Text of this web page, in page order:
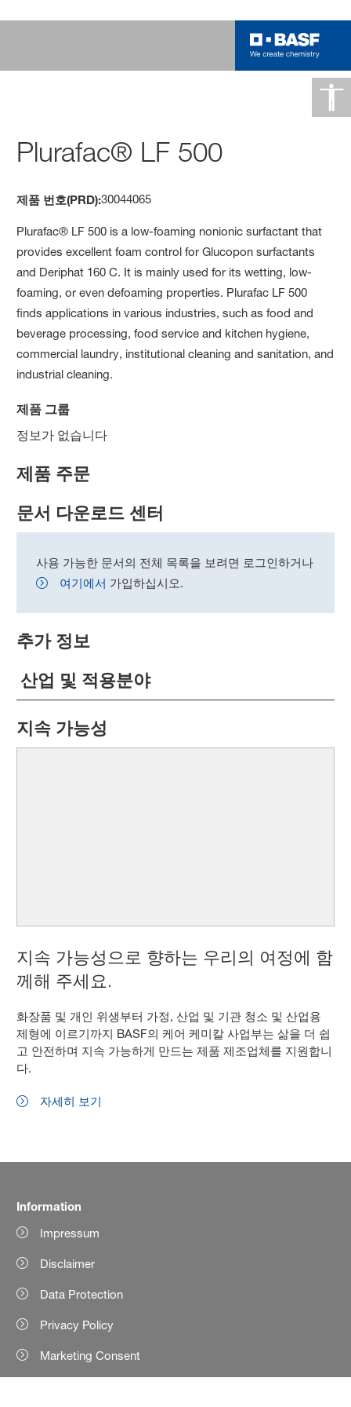
Plurafac® LF 500
제품 번호(PRD):30044065
Plurafac® LF 500 is a low-foaming nonionic surfactant that
provides excellent foam control for Glucopon surfactants
and Deriphat 160 C. It is mainly used for its wetting, low-
foaming, or even defoaming properties. Plurafac LF 500
finds applications in various industries, such as food and
beverage processing, food service and kitchen hygiene,
commercial laundry, institutional cleaning and sanitation, and
industrial cleaning.
제품 그룹
정보가 없습니다
제품 주문
문서 다운로드 센터
사용 가능한 문서의 전체 목록을 보려면 로그인하거나
여기에서 가입하십시오.
추가 정보
산업 및 적용분야
지속 가능성
지속 가능성으로 향하는 우리의 여정에 함
께해 주세요.
화장품 및 개인 위생부터 가정, 산업 및 기관 청소 및 산업용
제형에 이르기까지 BASF의 케어 케미칼 사업부는 삶을 더 쉽
고 안전하며 지속 가능하게 만드는 제품 제조업체를 지원합니
다.
자세히 보기
Information
Impressum
Disclaimer
Data Protection
Privacy Policy
Marketing Consent